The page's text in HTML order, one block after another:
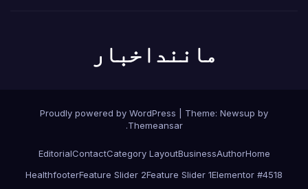
ماننداخبار
Proudly powered by WordPress Theme: Newsup by
Themeansar
.
Home
Author
Business
Category Layout
Contact
Editorial
Elementor #4518
Feature Slider 1
Feature Slider 2
footer
Health